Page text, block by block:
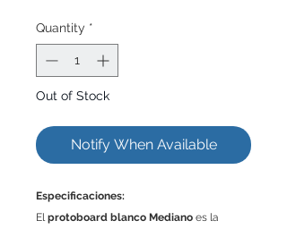
Quantity *
Out of Stock
Notify When Available
Especificaciones:
El protoboard blanco Mediano es la